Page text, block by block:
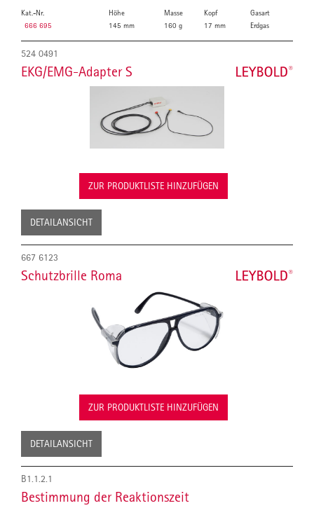
Kat.-Nr. Höhe Masse Kopf
Gasart
666 695
145 mm 160 g 17 mm Erdgas
524 0491
EKG/EMG-Adapter S
ZUR PRODUKTLISTE HINZUFÜGEN
DETAILANSICHT
667 6123
Schutzbrille Roma
ZUR PRODUKTLISTE HINZUFÜGEN
DETAILANSICHT
B1.1.2.1
Bestimmung der Reaktionszeit